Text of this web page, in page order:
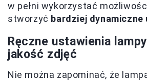
w pełni wykorzystać
stworzyć bardziej dynamiczne
Ręczne ustawienia
jakość zdjęć
Nie można zapominać, że